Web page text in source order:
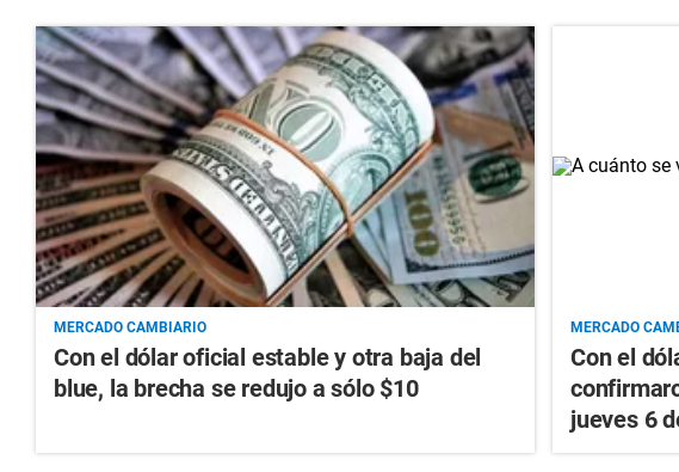
MERCADO CAMBIARIO
Con el dólar oficial estable y otra baja del
blue, la brecha se redujo a sólo $10
MERCADO
Con el
jueves 6